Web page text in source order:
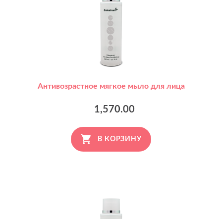
Антивозрастное мягкое мыло для лица
1,570.00
В КОРЗИНУ